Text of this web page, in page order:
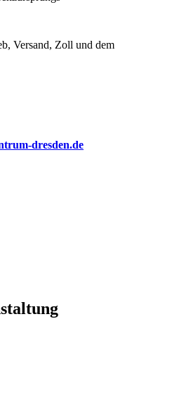
Versand, Zoll und dem
dresden.de